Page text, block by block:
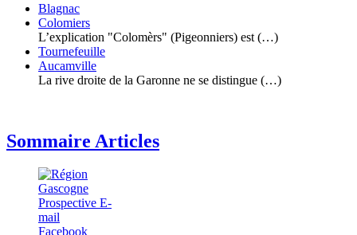
Blagnac
Colomiers
L’explication "Colomèrs" (Pigeonniers) est (…)
Tournefeuille
Aucamville
La rive droite de la Garonne ne se distingue (…)
Sommaire Articles